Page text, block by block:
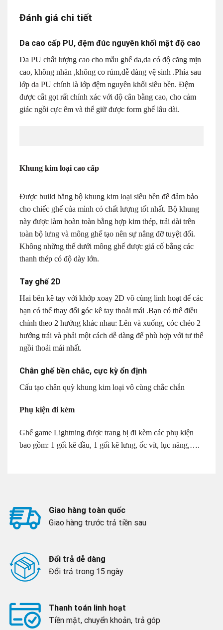
Đánh giá chi tiết
Da cao cấp PU, đệm đúc nguyên khối mật độ cao
Da PU chất lượng cao cho mẫu ghế da,da có độ căng mịn
cao, không nhăn ,không co rúm,dễ dàng vệ sinh .Phía sau
lớp da PU chính là lớp đệm nguyên khối siêu bền. Đệm
được cắt gọt rất chính xác với độ cân bằng cao, cho cảm
giác ngồi cực êm và thể giữ được form ghế lâu dài.
Khung kim loại cao cấp
Được build bằng bộ khung kim loại siêu bền để đảm bảo
cho chiếc ghế của mình có chất lượng tốt nhất. Bộ khung
này được làm hoàn toàn bằng hợp kim thép, trải dài trên
toàn bộ lưng và mông ghế tạo nên sự nâng đỡ tuyệt đối.
Không những thế dưới mông ghế được giá cố bằng các
thanh thép có độ dày lớn.
Tay ghế 2D
Hai bên kê tay với khớp xoay 2D vô cùng linh hoạt để các
bạn có thể thay đổi góc kê tay thoải mái .Bạn có thể điều
chỉnh theo 2 hướng khác nhau: Lên và xuống, cóc chéo 2
hướng trái và phải một cách dễ dàng để phù hợp với tư thế
ngồi thoải mái nhất.
Chân ghế bền chắc, cực kỳ ổn định
Cấu tạo chân quỳ khung kim loại vô cùng chắc chắn
Phụ kiện đi kèm
Ghế game Lightning được trang bị đi kèm các phụ kiện
bao gồm: 1 gối kê đầu, 1 gối kê lưng, ốc vít, lục năng,….
Giao hàng toàn quốc
Giao hàng trước trả tiền sau
Đổi trả dễ dàng
Đổi trả trong 15 ngày
Thanh toán linh hoạt
Tiền mặt, chuyển khoản, trả góp